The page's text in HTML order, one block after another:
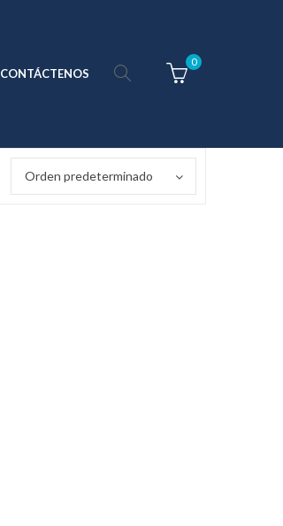
CONTÁCTENOS
0
Orden predeterminado